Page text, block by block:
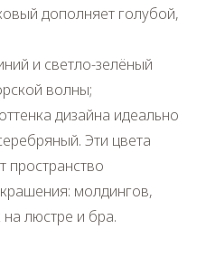
дополняет голубой,
и светло-зелёный
волны;
дизайна идеально
Эти цвета
пространство
молдингов,
люстре и бра.